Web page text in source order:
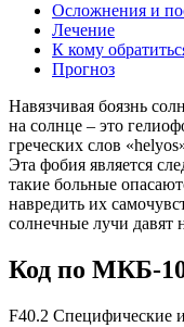
Осложнения и
Лечение
К кому
Прогноз
Навязчивая боязнь
на солнце – это
греческих слов
Эта фобия является
такие больные
навредить их
солнечные лучи давят
Код по МКБ-
F40.2 Специфические